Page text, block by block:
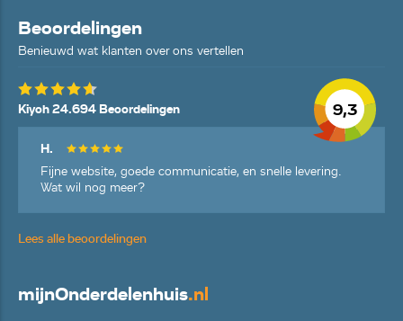
Beoordelingen
Benieuwd wat klanten over ons vertellen
9,3
Kiyoh 24.694 Beoordelingen
H.
Fijne website, goede communicatie, en snelle levering.
Wat wil nog meer?
Lees alle beoordelingen
mijnOnderdelenhuis.nl